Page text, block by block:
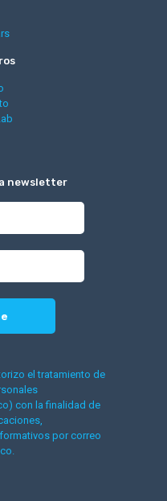
newsletter
el tratamiento de
con la finalidad de
por correo